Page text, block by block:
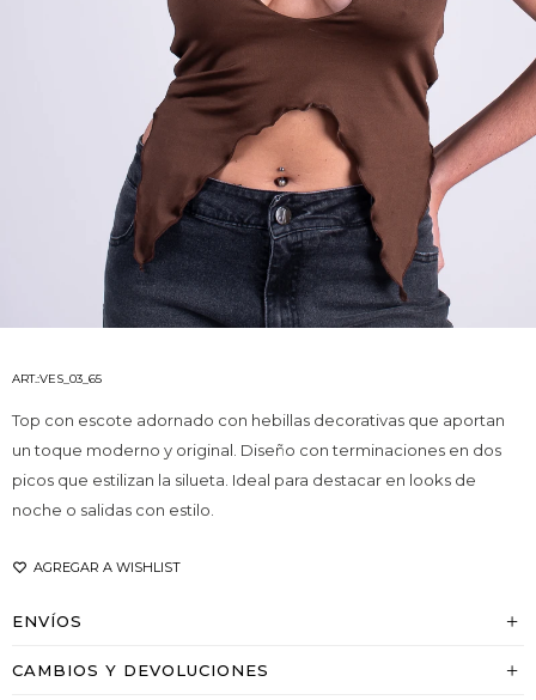
VES_03_65
Top con escote adornado con hebillas decorativas que aportan
un toque moderno y original. Diseño con terminaciones en dos
picos que estilizan la silueta. Ideal para destacar en looks de
noche o salidas con estilo.
ENVÍOS
CAMBIOS Y DEVOLUCIONES